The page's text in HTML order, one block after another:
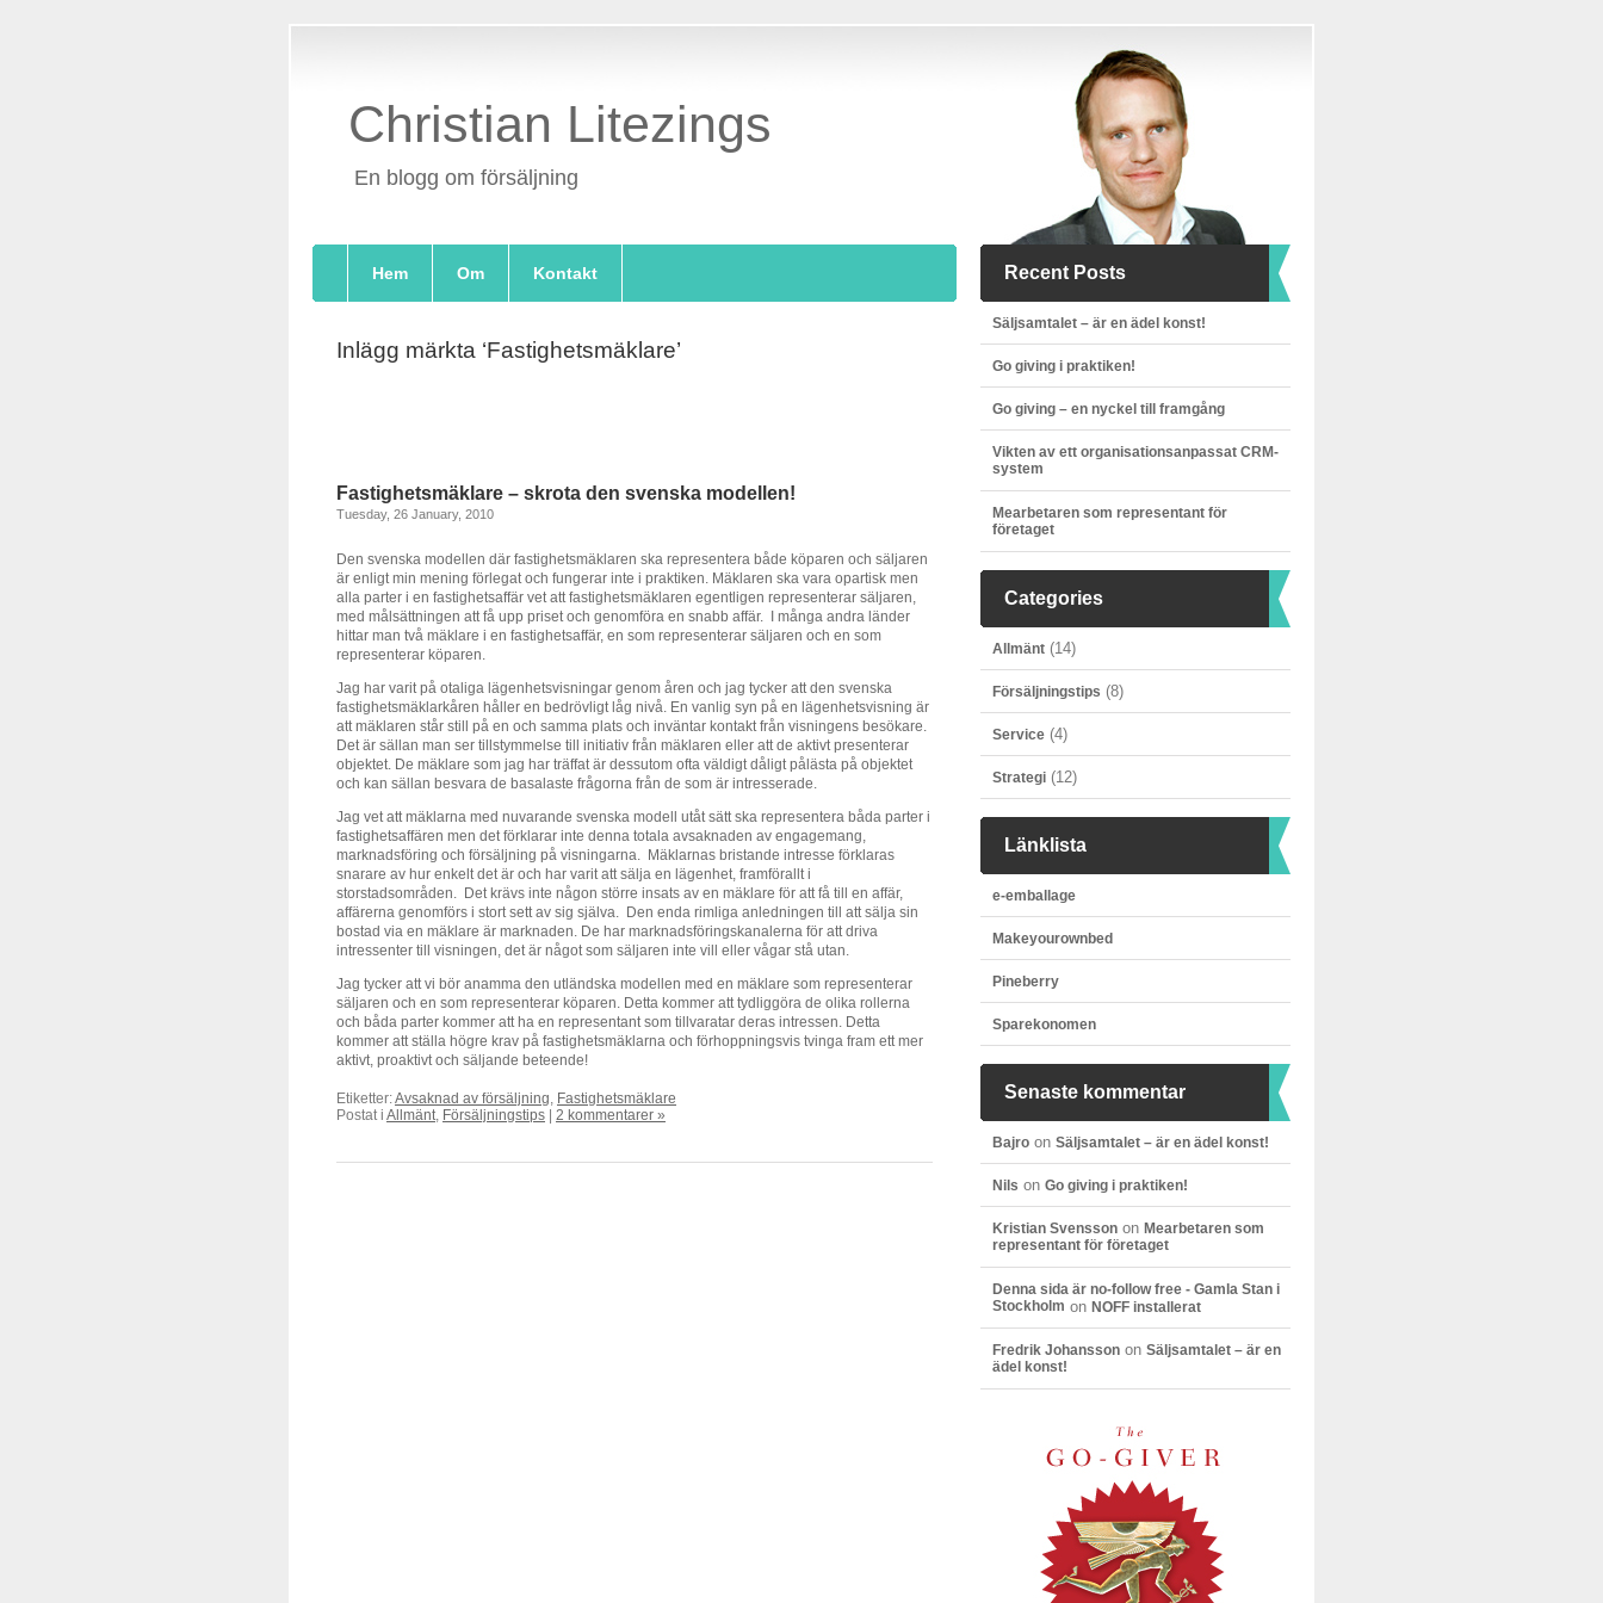
Christian Litezings
En blogg om försäljning
Recent Posts
Säljsamtalet – är en ädel konst!
Go giving i praktiken!
Go giving – en nyckel till framgång
Vikten av ett organisationsanpassat CRM-
system
Mearbetaren som representant för
företaget
Categories
Allmänt (14)
Försäljningstips (8)
Service (4)
Strategi (12)
Länklista
e-emballage
Makeyourownbed
Pineberry
Sparekonomen
Senaste kommentar
Bajro on Säljsamtalet – är en ädel konst!
Nils on Go giving i praktiken!
Kristian Svensson on Mearbetaren som
representant för företaget
Denna sida är no-follow free - Gamla Stan i
Stockholm on NOFF installerat
Fredrik Johansson on Säljsamtalet – är en
ädel konst!
Hem Om Kontakt
Inlägg märkta ‘Fastighetsmäklare’
Fastighetsmäklare – skrota den svenska modellen!
Tuesday, 26 January, 2010
Den svenska modellen där fastighetsmäklaren ska representera både köparen och säljaren
är enligt min mening förlegat och fungerar inte i praktiken. Mäklaren ska vara opartisk men
alla parter i en fastighetsaffär vet att fastighetsmäklaren egentligen representerar säljaren,
med målsättningen att få upp priset och genomföra en snabb affär. I många andra länder
hittar man två mäklare i en fastighetsaffär, en som representerar säljaren och en som
representerar köparen.
Jag har varit på otaliga lägenhetsvisningar genom åren och jag tycker att den svenska
fastighetsmäklarkåren håller en bedrövligt låg nivå. En vanlig syn på en lägenhetsvisning är
att mäklaren står still på en och samma plats och inväntar kontakt från visningens besökare.
Det är sällan man ser tillstymmelse till initiativ från mäklaren eller att de aktivt presenterar
objektet. De mäklare som jag har träffat är dessutom ofta väldigt dåligt pålästa på objektet
och kan sällan besvara de basalaste frågorna från de som är intresserade.
Jag vet att mäklarna med nuvarande svenska modell utåt sätt ska representera båda parter i
fastighetsaffären men det förklarar inte denna totala avsaknaden av engagemang,
marknadsföring och försäljning på visningarna. Mäklarnas bristande intresse förklaras
snarare av hur enkelt det är och har varit att sälja en lägenhet, framförallt i
storstadsområden. Det krävs inte någon större insats av en mäklare för att få till en affär,
affärerna genomförs i stort sett av sig själva. Den enda rimliga anledningen till att sälja sin
bostad via en mäklare är marknaden. De har marknadsföringskanalerna för att driva
intressenter till visningen, det är något som säljaren inte vill eller vågar stå utan.
Jag tycker att vi bör anamma den utländska modellen med en mäklare som representerar
säljaren och en som representerar köparen. Detta kommer att tydliggöra de olika rollerna
och båda parter kommer att ha en representant som tillvaratar deras intressen. Detta
kommer att ställa högre krav på fastighetsmäklarna och förhoppningsvis tvinga fram ett mer
aktivt, proaktivt och säljande beteende!
Etiketter:Avsaknad av försäljning, Fastighetsmäklare
Postat i Allmänt, Försäljningstips 2 kommentarer »